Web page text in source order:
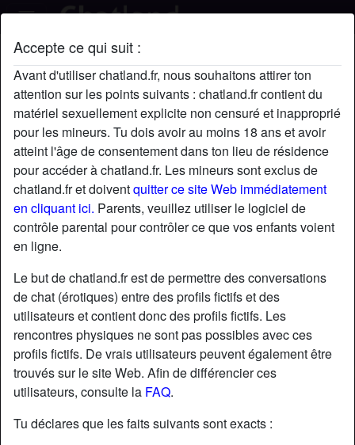
Accepte ce qui suit :
Avant d'utiliser chatland.fr, nous souhaitons attirer ton
attention sur les points suivants : chatland.fr contient du
matériel sexuellement explicite non censuré et inapproprié
pour les mineurs. Tu dois avoir au moins 18 ans et avoir
atteint l'âge de consentement dans ton lieu de résidence
pour accéder à chatland.fr. Les mineurs sont exclus de
chatland.fr et doiventquitter ce site Web immédiatement
en cliquant ici. Parents, veuillez utiliser le logiciel de
contrôle parental pour contrôler ce que vos enfants voient
en ligne.
Le but de chatland.fr est de permettre des conversations
de chat (érotiques) entre des profils fictifs et des
utilisateurs et contient donc des profils fictifs. Les
rencontres physiques ne sont pas possibles avec ces
profils fictifs. De vrais utilisateurs peuvent également être
trouvés sur le site Web. Afin de différencier ces
utilisateurs, consulte la FAQ.
Tu déclares que les faits suivants sont exacts :
EliBalnch's profil
starAjouter chatDiscuter !